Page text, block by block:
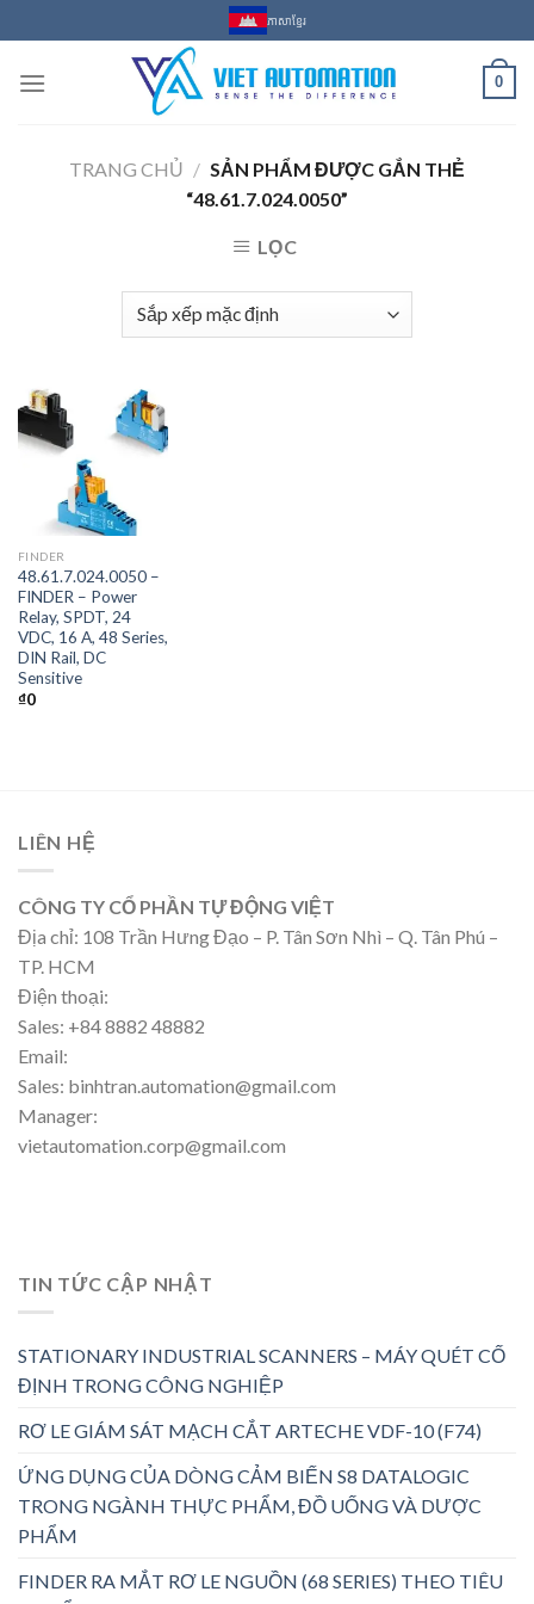
to
content
ភាសាខ្មែរ
0
TRANG CHỦ / SẢN PHẨM ĐƯỢC GẮN THẺ
“48.61.7.024.0050”
LỌC
FINDER
48.61.7.024.0050 –
FINDER – Power
Relay, SPDT, 24
VDC, 16 A, 48 Series,
DIN Rail, DC
Sensitive
₫0
LIÊN HỆ
CÔNG TY CỔ PHẦN TỰ ĐỘNG VIỆT
Địa chỉ: 108 Trần Hưng Đạo – P. Tân Sơn Nhì – Q. Tân Phú –
TP. HCM
Điện thoại:
Sales: +84 8882 48882
Email:
Sales: binhtran.automation@gmail.com
Manager:
vietautomation.corp@gmail.com
TIN TỨC CẬP NHẬT
STATIONARY INDUSTRIAL SCANNERS – MÁY QUÉT CỐ
ĐỊNH TRONG CÔNG NGHIỆP
RƠ LE GIÁM SÁT MẠCH CẮT ARTECHE VDF-10 (F74)
ỨNG DỤNG CỦA DÒNG CẢM BIẾN S8 DATALOGIC
TRONG NGÀNH THỰC PHẨM, ĐỒ UỐNG VÀ DƯỢC
PHẨM
FINDER RA MẮT RƠ LE NGUỒN (68 SERIES) THEO TIÊU